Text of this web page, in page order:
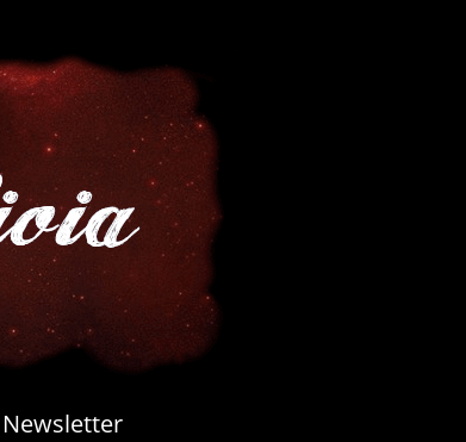
Newsletter